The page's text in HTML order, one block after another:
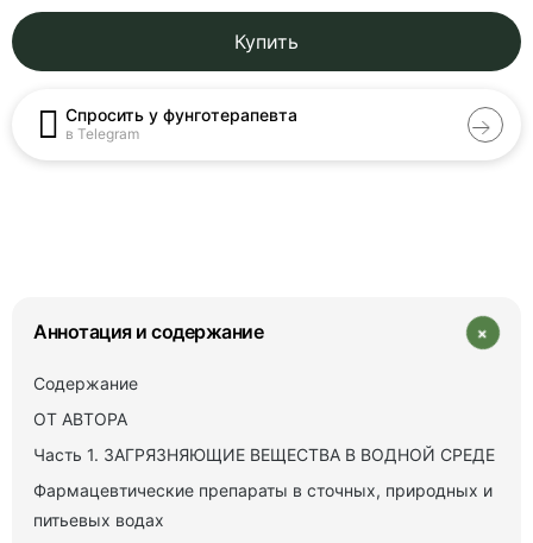
Купить
Спросить у фунготерапевта
в Telegram
Аннотация и содержание +
Содержание
ОТ АВТОРА
Часть 1. ЗАГРЯЗНЯЮЩИЕ ВЕЩЕСТВА В ВОДНОЙ СРЕДЕ
Фармацевтические препараты в сточных, природных и
питьевых водах